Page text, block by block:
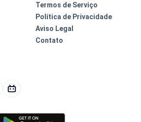
Termos de Serviço
Política de Privacidade
Aviso Legal
Contato